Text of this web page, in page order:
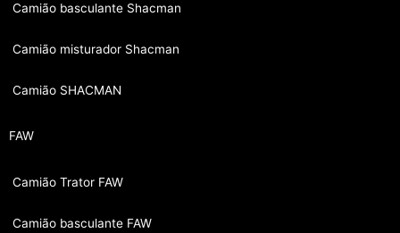
Camião basculante Shacman
Camião misturador Shacman
Camião SHACMAN
FAW
Camião Trator FAW
Camião basculante FAW